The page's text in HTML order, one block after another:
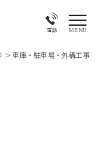
電話 MENU
> 車庫・駐車場・外構工事